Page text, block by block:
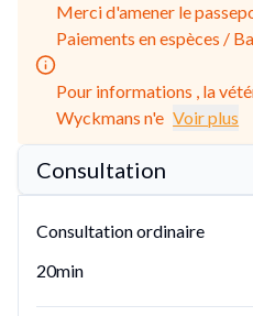
Merci d'amener le
Paiements en espèces /
Pour informations , la
Wyckmans n'e Voir plus
Consultation
Consultation ordinaire
20min